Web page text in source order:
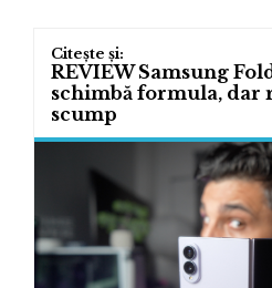
REVIEW Samsung
schimbă formula, dar
scump